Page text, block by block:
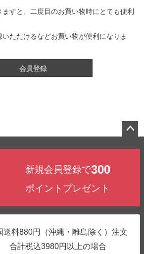
すと、二度目のお買い物時にとても便利
ただけるなどお買い物が便利になりま
会員登録
新規会員登録で300
ポイントプレゼント
送料880円（沖縄・離島除く）注文
合計税込3980円以上の場合